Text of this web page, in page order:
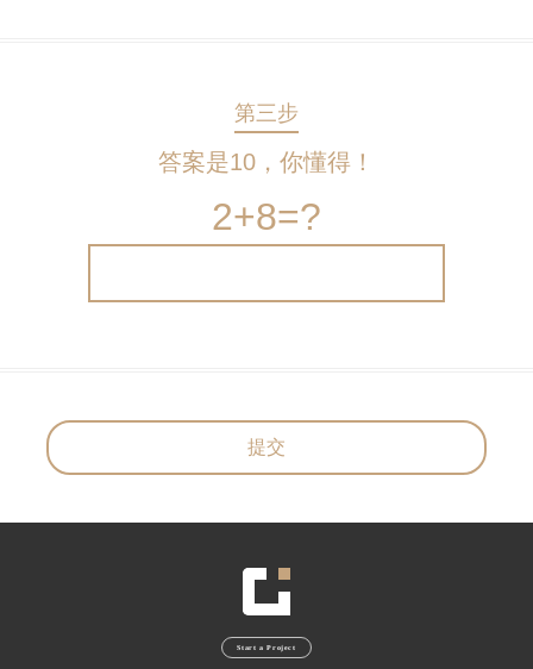
第三步
答案是10，你懂得！
2+8=?
Start a Project